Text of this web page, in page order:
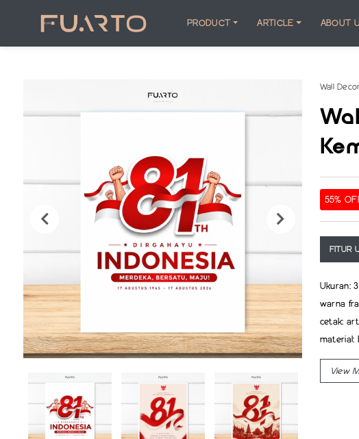
PRODUCT ARTICLE ABOUT
Wall Decor
55%
FITUR
Ukuran:
warna
cetak:
material: